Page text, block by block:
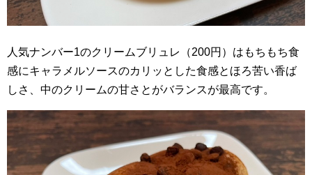
人気ナンバー1のクリームブリュレ（200円）はもちもち食
感にキャラメルソースのカリッとした食感とほろ苦い香ば
しさ、中のクリームの甘さとがバランスが最高です。